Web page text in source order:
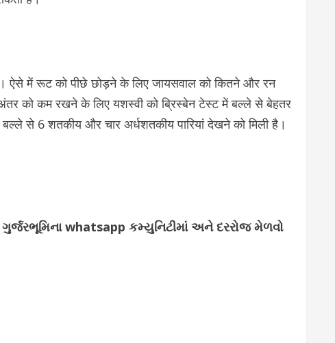
ऐसे में रूट को पीछे छोड़ने के लिए जायसवाल को कितने और रन
को कम रखने के लिए यशस्वी को ब्रिस्बेन टेस्ट में बल्ले से बेहतर
से 6 शतकीय और चार अर्धशतकीय पारियां देखने को मिली है।
whatsapp કમ્યુનિટીમાં અને દરરોજ મેળવો